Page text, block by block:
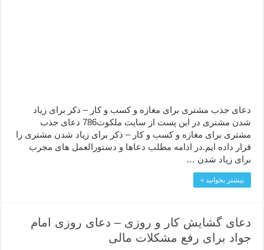
دعای جذب مشتری برای مغازه و کسب و کار – ذکر برای زیاد
شدن مشتری در این پست از سایت ملکوت786 دعای جذب
مشتری برای مغازه و کسب و کار – ذکر برای زیاد شدن مشتری را
قرار داده ایم.در ادامه مطلب دعاها و دستورالعمل های مجرب
برای زیاد شدن …
بیشتر بخوانید »
دعای گشایش کار و روزی – دعای روزی امام
جواد برای رفع مشکلات مالی